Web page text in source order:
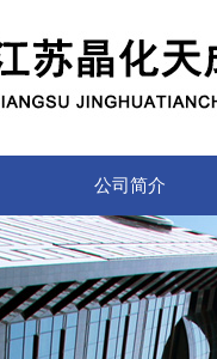
公司简介